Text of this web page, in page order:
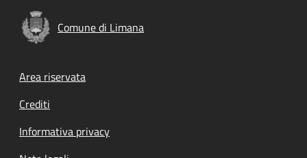
Comune di Limana
Footer menu
Area riservata
Crediti
Informativa privacy